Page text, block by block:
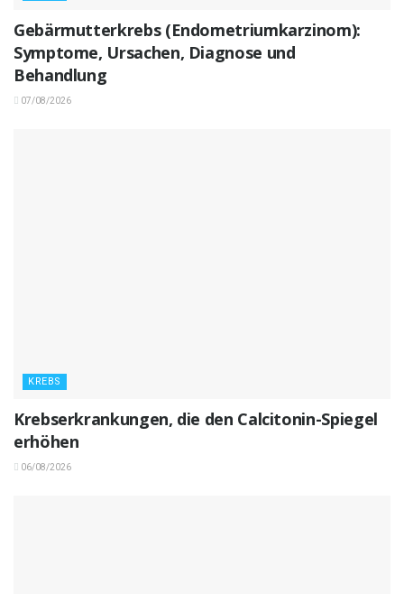
Gebärmutterkrebs (Endometriumkarzinom):
Symptome, Ursachen, Diagnose und
Behandlung
07/08/2026
KREBS
Krebserkrankungen, die den Calcitonin-Spiegel
erhöhen
06/08/2026